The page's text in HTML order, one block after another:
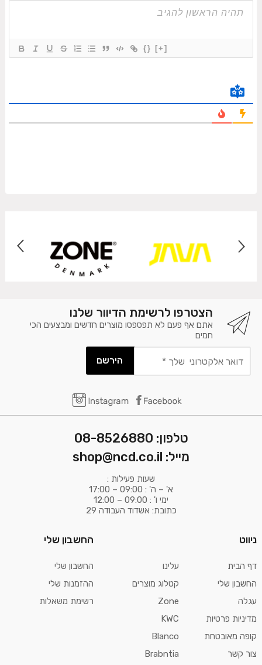
{} [+]
הצטרפו לרשימת הדיוור שלנו
אתם אף פעם לא תפספסו מוצרים חדשים ומבצעים הכי
חמים
אלקטרוני
שלך
טלפון: 08-8526880
מייל: shop@ncd.co.il
שעות פעילות :
א' – ה' : 09:00 – 17:00
ימי ו' : 09:00 – 12:00
כתובת: אשדוד העבודה 29
ניווט
דף הבית
החשבון שלי
עגלה
מדיניות פרטיות
קופה מאובטחת
צור קשר
עלינו
קטלוג מוצרים
Zone
KWC
Blanco
Brabntia
החשבון שלי
החשבון שלי
ההזמנות שלי
רשימת משאלות